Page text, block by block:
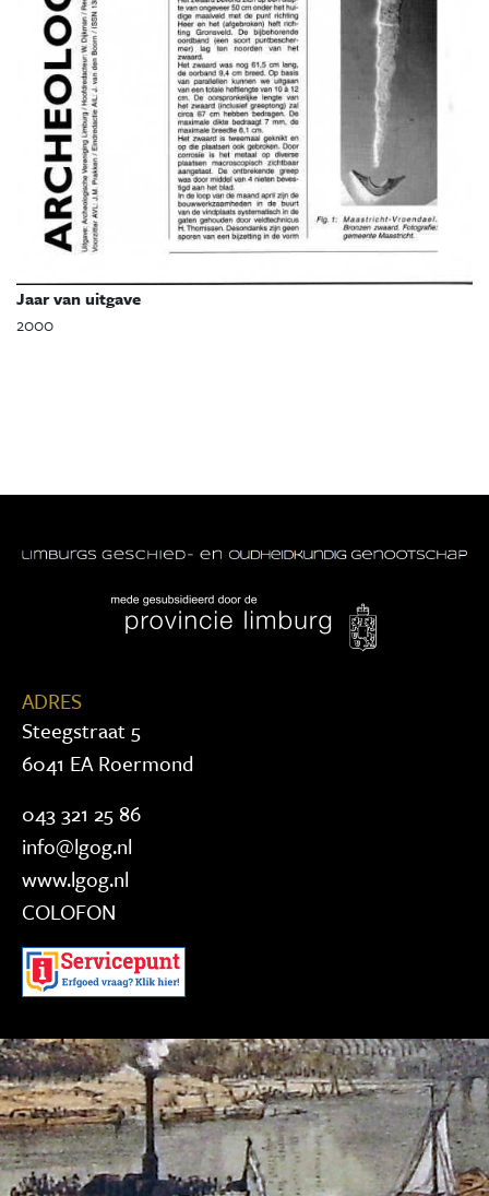
Jaar van uitgave
2000
ADRES
Steegstraat 5
6041 EA Roermond
043 321 25 86
info@lgog.nl
www.lgog.nl
COLOFON